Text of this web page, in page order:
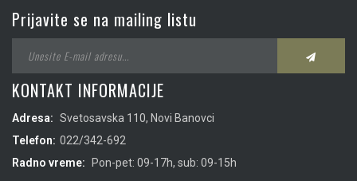
Prijavite se na mailing listu
KONTAKT INFORMACIJE
Adresa: Svetosavska 110, Novi Banovci
Telefon: 022/342-692
Radno vreme:
Pon-pet: 09-17h, sub: 09-15h